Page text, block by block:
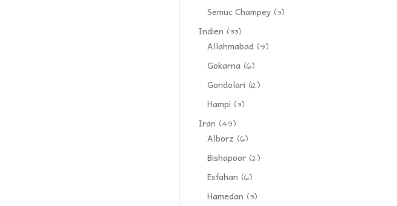
Semuc Champey (3)
Indien (33)
Allahmabad (9)
Gokarna (6)
Gondolari (12)
Hampi (3)
Iran (49)
Alborz (6)
Bishapoor (2)
Esfahan (6)
Hamedan (3)